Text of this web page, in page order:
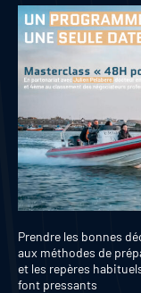
Prendre les bonnes
aux méthodes de
et les repères
font pressants